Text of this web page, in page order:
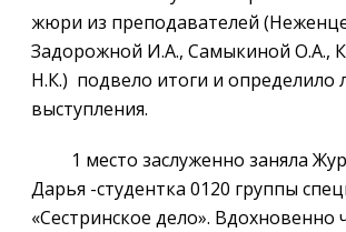
жюри из преподавателей
Задорожной И.А., Самыкиной О.А.,
Н.К.) подвело итоги и определило
выступления.
1 место заслуженно заняла
Дарья -студентка 0120 группы
«Сестринское дело». Вдохновенно